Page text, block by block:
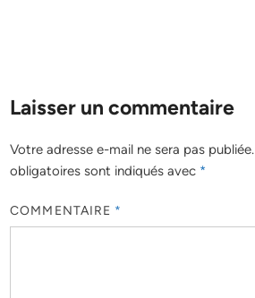
Laisser un commentaire
Votre adresse e-mail ne sera pas publiée.
obligatoires sont indiqués avec *
COMMENTAIRE *